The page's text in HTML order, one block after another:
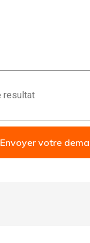
Envoyer votre